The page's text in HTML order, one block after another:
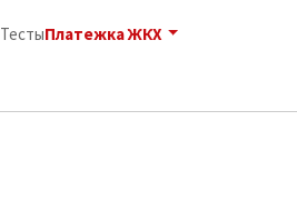
ТестыПлатежка ЖКХ